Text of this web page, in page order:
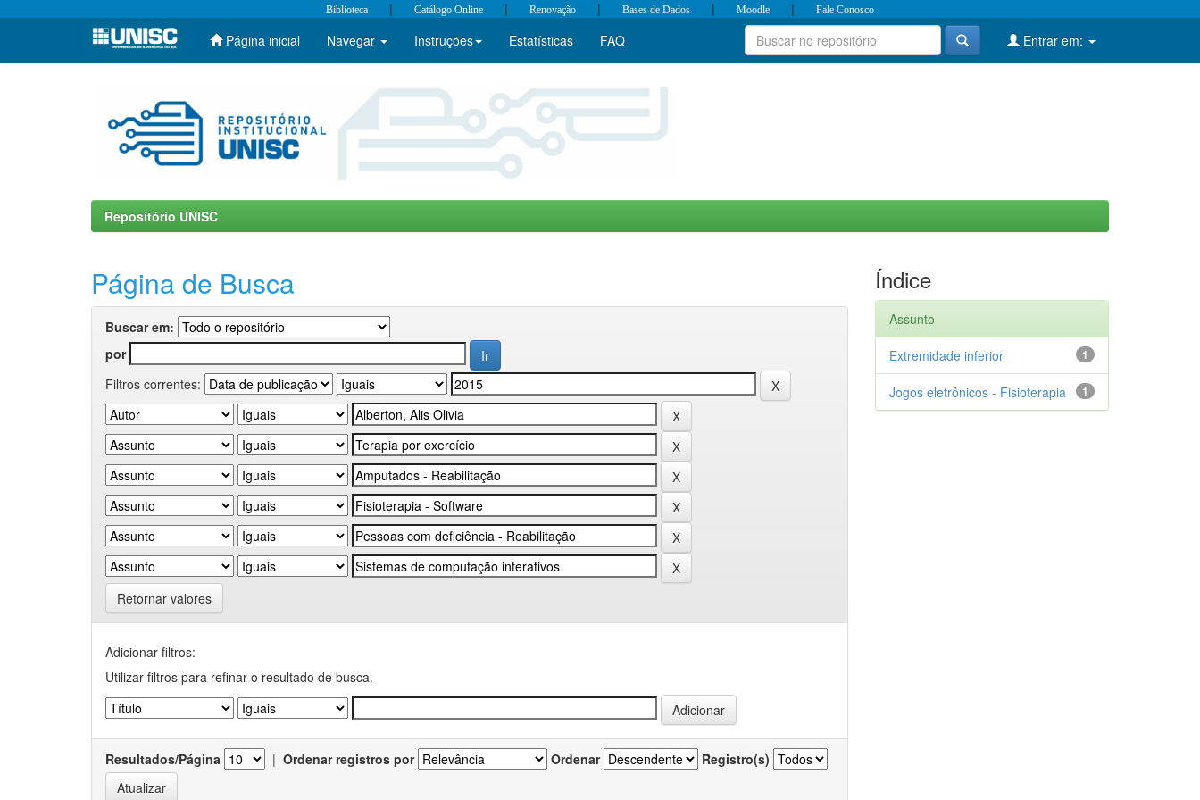
Skip
Biblioteca | Catálogo Online | Renovação | Bases de Dados | Moodle | Fale Conosco
Página inicial Navegar Instruções Estatísticas FAQ Entrar em:
Repositório UNISC
Página de Busca
Buscar em:
por
Filtros correntes:
Retornar valores
Adicionar filtros:
Utilizar filtros para refinar o resultado de busca.
Resultados/Página | Ordenar registros por Ordenar Registro(s)
Índice
Assunto
1
Extremidade inferior
1
Jogos eletrônicos - Fisioterapia